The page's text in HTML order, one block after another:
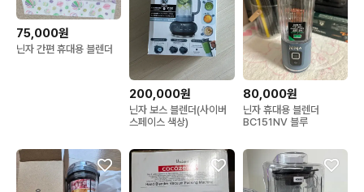
75,000원
닌자 간편 휴대용 블렌더
200,000원
닌자 보스 블렌더(사이버
스페이스 색상)
80,000원
닌자 휴대용 블렌더
BC151NV 블루